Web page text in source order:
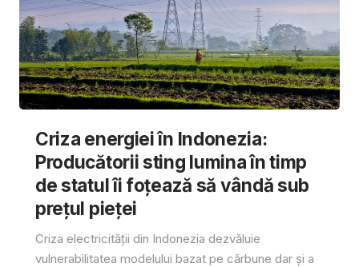
Criza energiei în Indonezia:
Producătorii sting lumina în timp
de statul îi foțează să vândă sub
prețul pieței
Criza electricității din Indonezia dezvăluie
vulnerabilitatea modelului bazat pe cărbune dar și a